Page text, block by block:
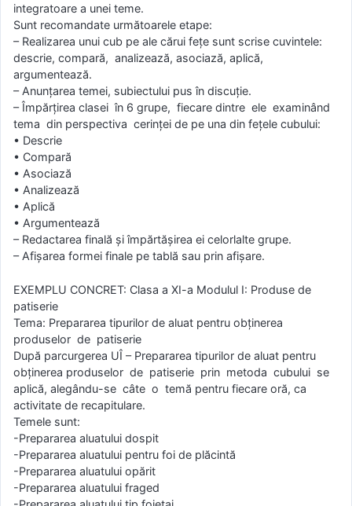
integratoare a unei teme.
Sunt recomandate următoarele etape:
– Realizarea unui cub pe ale cărui feţe sunt scrise cuvintele:
descrie, compară, analizează, asociază, aplică,
argumentează.
– Anunţarea temei, subiectului pus în discuţie.
– Împărţirea clasei în 6 grupe, fiecare dintre ele examinând
tema din perspectiva cerinţei de pe una din feţele cubului:
• Descrie
• Compară
• Asociază
• Analizează
• Aplică
• Argumentează
– Redactarea finală şi împărtăşirea ei celorlalte grupe.
– Afişarea formei finale pe tablă sau prin afişare.
EXEMPLU CONCRET: Clasa a XI-a Modulul I: Produse de
patiserie
Tema: Prepararea tipurilor de aluat pentru obţinerea
produselor de patiserie
După parcurgerea UÎ – Prepararea tipurilor de aluat pentru
obţinerea produselor de patiserie prin metoda cubului se
aplică, alegându-se câte o temă pentru fiecare oră, ca
activitate de recapitulare.
Temele sunt:
-Prepararea aluatului dospit
-Prepararea aluatului pentru foi de plăcintă
-Prepararea aluatului opărit
-Prepararea aluatului fraged